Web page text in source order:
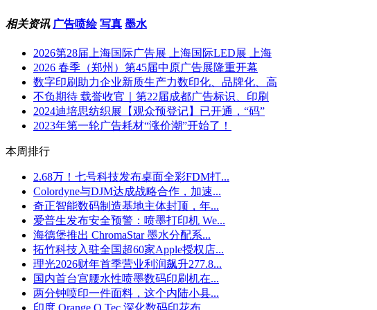
相关资讯 广告喷绘 写真 墨水
2026第28届上海国际广告展 上海国际LED展 上海
2026 春季（郑州）第45届中原广告展隆重开幕
数字印刷助力企业新质生产力数印化、品牌化、高
不负期待 载誉收官｜第22届成都广告标识、印刷
2024迪培思纺织展【观众预登记】已开通，“码”
2023年第一轮广告耗材“涨价潮”开始了！
本周排行
2.68万！七号科技发布桌面全彩FDM打...
Colordyne与DJM达成战略合作，加速...
奇正智能数码制造基地主体封顶，年...
爱普生发布安全预警：喷墨打印机 We...
海德堡推出 ChromaStar 墨水分配系...
拓竹科技入驻全国超60家Apple授权店...
理光2026财年首季营业利润飙升277.8...
国内首台宫腰水性喷墨数码印刷机在...
两分钟喷印一件面料，这个内陆小县...